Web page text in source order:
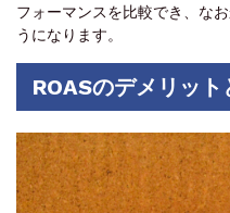
フォーマンスを比較でき、な
うになります。
ROASのデメリット